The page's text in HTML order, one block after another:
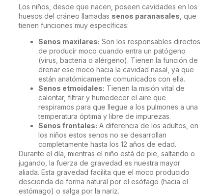
Los niños, desde que nacen, poseen cavidades en los
huesos del cráneo llamadas senos paranasales , que
tienen funciones muy específicas:
Senos maxilares: Son los responsables directos
de producir moco cuando entra un patógeno
(virus, bacteria o alérgeno). Tienen la función de
drenar ese moco hacia la cavidad nasal, ya que
están anatómicamente comunicados con ella.
Senos etmoidales: Tienen la misión vital de
calentar, filtrar y humedecer el aire que
respiramos para que llegue a los pulmones a una
temperatura óptima y libre de impurezas.
Senos frontales: A diferencia de los adultos, en
los niños estos senos no se desarrollan
completamente hasta los 12 años de edad.
Durante el día, mientras el niño está de pie, saltando o
jugando, la fuerza de gravedad es nuestra mayor
aliada. Esta gravedad facilita que el moco producido
descienda de forma natural por el esófago (hacia el
estómago) o salga por la nariz.